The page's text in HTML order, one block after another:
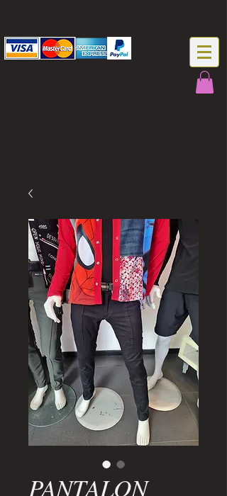
PANTALON